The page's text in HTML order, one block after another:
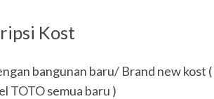
Kost
bangunan baru/ Brand new kost
TOTO semua baru )